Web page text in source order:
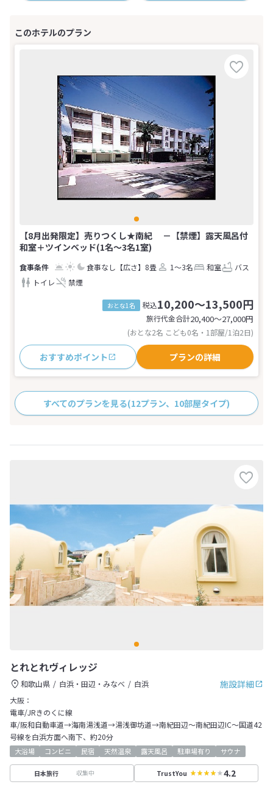
【8月出発限定】売りつくし★南紀 －【禁煙】露天風呂付
和室＋ツインベッド(1名～3名1室)
食事なし 【広さ】8畳 1～3名 和室
バス
トイレ
禁煙
おとな1名 税込10,200～13,500円
旅行代金合計20,400〜27,000円
(おとな2名 こども0名・1部屋/1泊2日)
おすすめポイント プランの詳細
すべてのプランを見る(12プラン、10部屋タイプ)
とれとれヴィレッジ
施設詳細
和歌山県 白浜・田辺・みなべ
白浜
大阪：
電車/JRきのくに線
車/阪和自動車道→海南湯浅道→湯浅御坊道→南紀田辺～南紀田辺IC～国道42
号線を白浜方面へ南下、約20分
大浴場 コンビニ 民宿 天然温泉 露天風呂 駐車場有り サウナ
日本旅行 収集中 TrustYou 4.2